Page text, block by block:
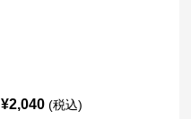
¥2,040 (税込)